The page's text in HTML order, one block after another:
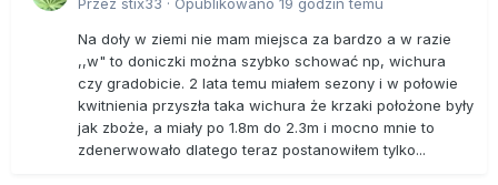
Przez stix33 · Opublikowano 19 godzin temu
Na doły w ziemi nie mam miejsca za bardzo a w razie
,,w" to doniczki można szybko schować np, wichura
czy gradobicie. 2 lata temu miałem sezony i w połowie
kwitnienia przyszła taka wichura że krzaki położone były
jak zboże, a miały po 1.8m do 2.3m i mocno mnie to
zdenerwowało dlatego teraz postanowiłem tylko...